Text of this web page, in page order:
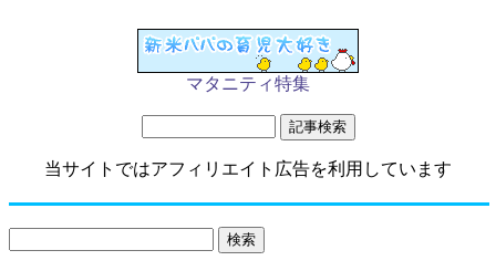
マタニティ特集
当サイトではアフィリエイト広告を利用しています